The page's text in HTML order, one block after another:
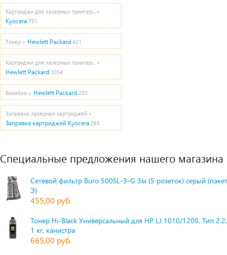
Картриджи для лазерных принтер... »
Kyocera 751
Тонер » Hewlett Packard 421
Картриджи для лазерных принтер... »
Hewlett Packard 1054
Барабан » Hewlett Packard 203
Заправка лазерных картриджей »
Заправка картриджей Kyocera 265
Специальные предложения нашего магазина
Сетевой фильтр Buro 500SL-3-G 3м (5 розеток) серый
Э)
455,00 руб.
Тонер Hi-Black Универсальный для HP LJ 1010/1200, Тип
1 кг, канистра
665,00 руб.